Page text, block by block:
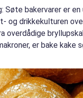
Søte bakervarer er
og drikkekulturen
overdådige
er bake kake
magi. Denne